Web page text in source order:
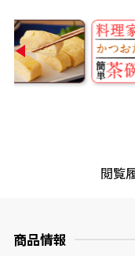
商品情報一覧
氷熟®︎
閲覧
商品情報